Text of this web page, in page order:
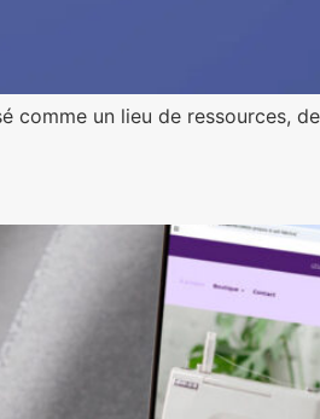
un lieu de ressources,